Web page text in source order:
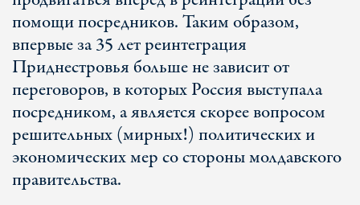
помощи посредников. Таким образом,
впервые за 35 лет реинтеграция
Приднестровья больше не зависит от
переговоров, в которых Россия выступала
посредником, а является скорее вопросом
решительных (мирных!) политических и
экономических мер со стороны молдавского
правительства.